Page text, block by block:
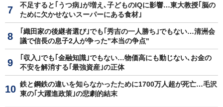
不足すると｢うつ病｣が増え､子どものIQに影響…東大教授｢脳の
ために欠かせないスーパーにある食材｣
｢織田家の後継者選び｣でも｢秀吉の一人勝ち｣でもない…清洲会
議で信長の息子2人が争った"本当の争点"
｢収入｣でも｢金融知識｣でもない…物価高にも動じない､お金の
不安を解消する｢最強資産｣の正体
鉄と鋼鉄の違いを知らなかったために1700万人超が死亡…毛沢
東の｢大躍進政策｣の悲劇的結末